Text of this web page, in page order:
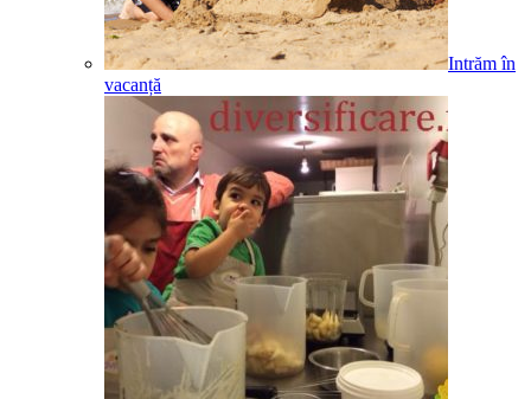
Intrăm în
vacanță